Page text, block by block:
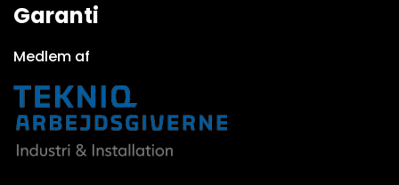
Garanti
Medlem af